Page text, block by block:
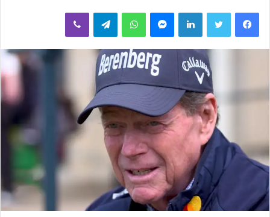
ل
ب
ر
ي
د
ا
إ
ل
ك
ت
ر
و
ن
فيسبوك لينكدإن واتساب تيلقرام